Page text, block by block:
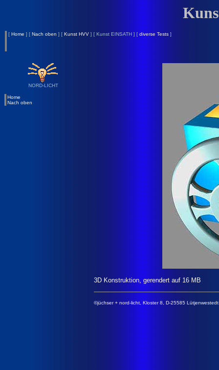
[ Home ] [ Nach oben ] [ Kunst HVV ] [ Kunst EINSATH ] [ diverse Tests ]
NORD-LICHT
Home
Nach oben
3D Konstruktion, gerendert auf 16 MB
©jüchser + nord-licht, Kloster 8, D-25585